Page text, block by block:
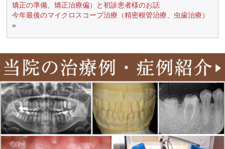
矯正の準備、矯正治療偏）と初診患者様のお話
今年最後のマイクロスコープ治療（精密根管治療、虫歯治療）
»